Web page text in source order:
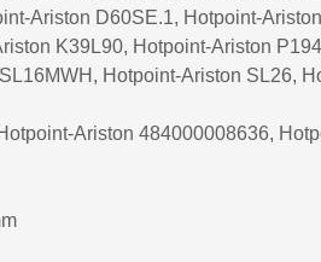
Ariston D60SE.1, Hotpoint-
K39L90, Hotpoint-Ariston
Hotpoint-Ariston SL26,
Ariston 484000008636,